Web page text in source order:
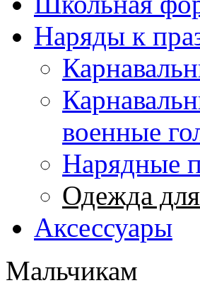
Наряды к
военные
Нарядные
Одежда
Аксессуары
Мальчикам